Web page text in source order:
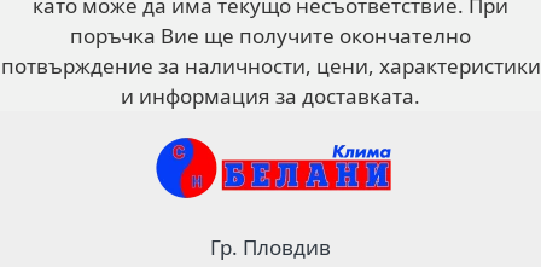
поръчка Вие ще получите окончателно
потвърждение за наличности, цени, характеристики
и информация за доставката.
Гр. Пловдив